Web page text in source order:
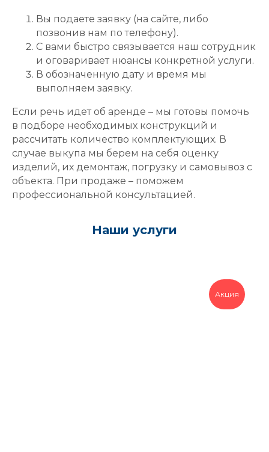
Вы подаете заявку (на сайте, либо
позвонив нам по телефону).
С вами быстро связывается наш сотрудник
и оговаривает нюансы конкретной услуги.
В обозначенную дату и время мы
выполняем заявку.
Если речь идет об аренде – мы готовы помочь
в подборе необходимых конструкций и
рассчитать количество комплектующих. В
случае выкупа мы берем на себя оценку
изделий, их демонтаж, погрузку и самовывоз с
объекта. При продаже – поможем
профессиональной консультацией.
Наши услуги
Акция